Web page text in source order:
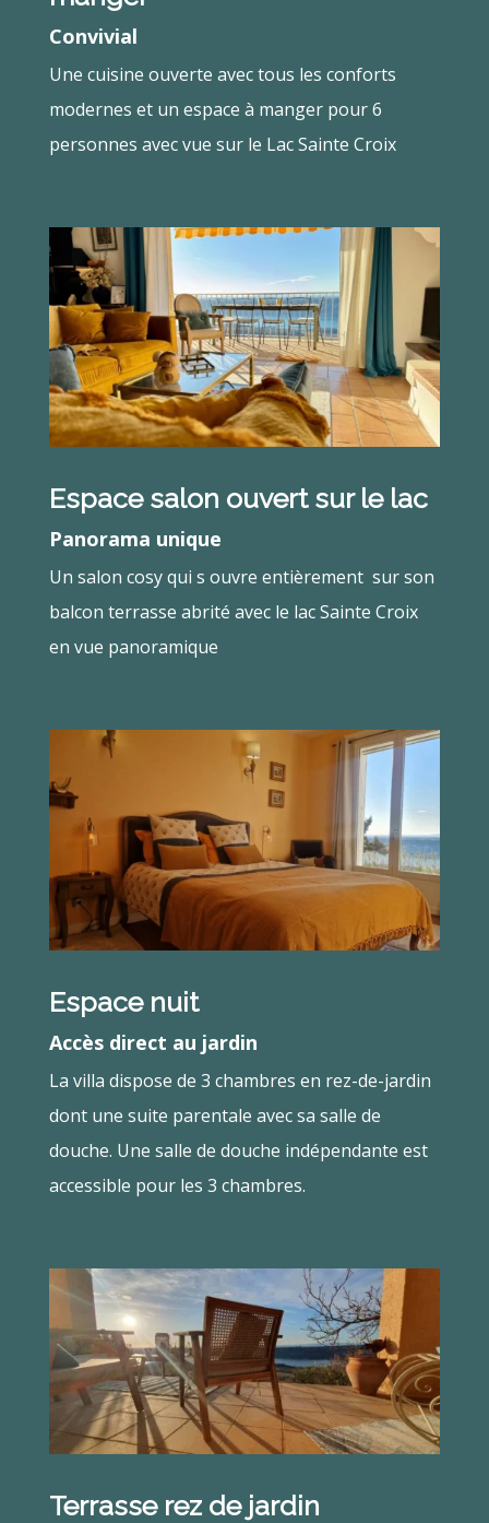
Convivial
Une cuisine ouverte avec tous les conforts
modernes et un espace à manger pour 6
personnes avec vue sur le Lac Sainte Croix
Espace salon ouvert sur le lac
Panorama unique
Un salon cosy qui s ouvre entièrement sur son
balcon terrasse abrité avec le lac Sainte Croix
en vue panoramique
Espace nuit
Accès direct au jardin
La villa dispose de 3 chambres en rez-de-jardin
dont une suite parentale avec sa salle de
douche. Une salle de douche indépendante est
accessible pour les 3 chambres.
Terrasse rez de jardin